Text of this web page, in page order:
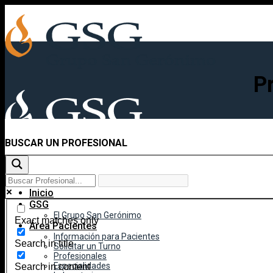
content
Inicio
GSG
El Grupo San Gerónimo
Área Pacientes
Información para Pacientes
Solicitar un Turno
Profesionales
Especialidades
BUSCAR UN PROFESIONAL
Exact matches only
Search in title
Search in content